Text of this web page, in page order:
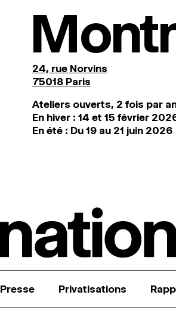
24, rue Norvins
75018 Paris
Ateliers ouverts, 2 fois par
En hiver : 14 et 15 février
En été : Du 19 au 21 juin 2026
Presse Privatisations